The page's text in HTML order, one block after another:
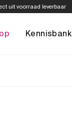
uit voorraad leverbaar
Kennisbank